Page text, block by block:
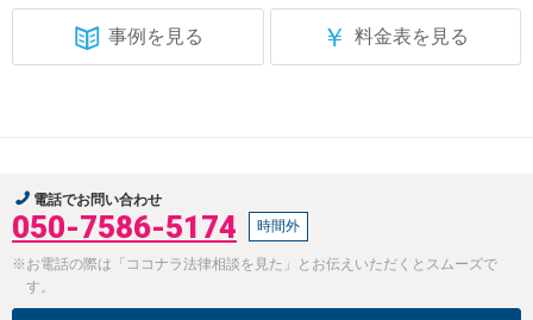
事例を見る ￥ 料金表を見る
電話でお問い合わせ
050-7586-5174 時間外
※お電話の際は「ココナラ法律相談を見た」とお伝えいただくとスムーズで
す。